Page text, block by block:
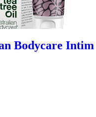
Bodycare Intim